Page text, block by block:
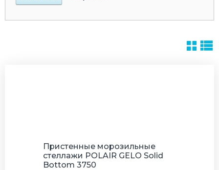
Пристенные морозильные
стеллажи POLAIR GELO Solid
Bottom 3750